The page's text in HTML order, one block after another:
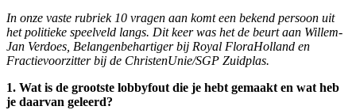
In onze vaste rubriek 10 vragen aan komt een bekend persoon uit
het politieke speelveld langs. Dit keer was het de beurt aan Willem-
Jan Verdoes, Belangenbehartiger bij Royal FloraHolland en
Fractievoorzitter bij de ChristenUnie/SGP Zuidplas.
1. Wat is de grootste lobbyfout die je hebt gemaakt en wat heb
je daarvan geleerd?